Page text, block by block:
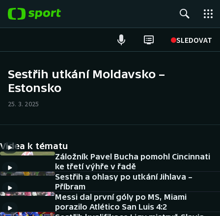
SLEDOVAT
Hokej
Cyklistika
DALŠÍ SPORTY
Americký fotbal
NEPŘEHLÉDNĚTE
Sestřih utkání Moldavsko –
Estonsko
25. 3. 2025
Videa k tématu
Záložník Pavel Bucha pomohl Cincinnati
ke třetí výhře v řadě
Sestřih a ohlasy po utkání Jihlava –
Příbram
Messi dal první góly po MS, Miami
porazilo Atlético San Luis 4:2